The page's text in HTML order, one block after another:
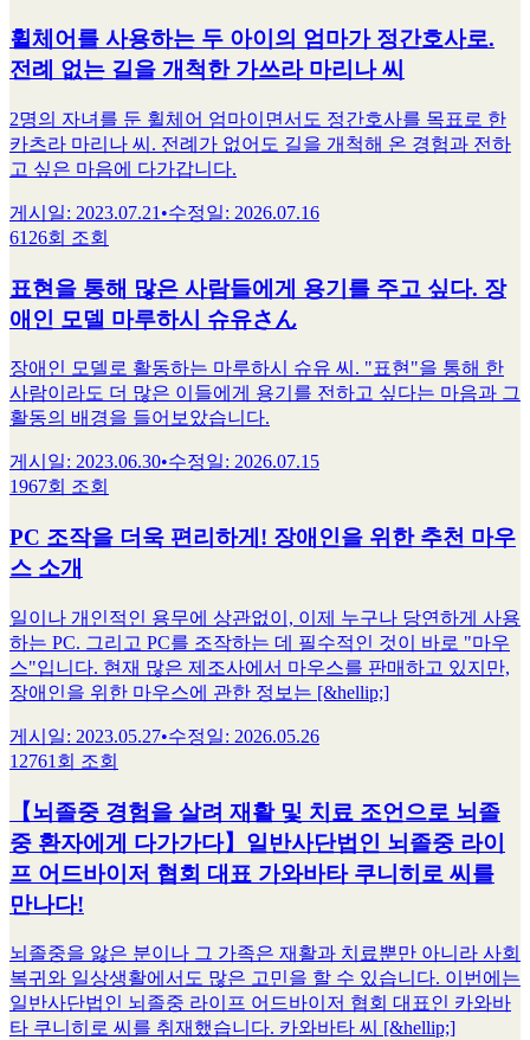
휠체어를 사용하는 두 아이의 엄마가 정간호사로.
전례 없는 길을 개척한 가쓰라 마리나 씨
2명의 자녀를 둔 휠체어 엄마이면서도 정간호사를 목표로 한
카츠라 마리나 씨. 전례가 없어도 길을 개척해 온 경험과 전하
고 싶은 마음에 다가갑니다.
게시일: 2023.07.21 •수정일: 2026.07.16
6126회 조회
표현을 통해 많은 사람들에게 용기를 주고 싶다. 장
애인 모델 마루하시 슈유さん
장애인 모델로 활동하는 마루하시 슈유 씨. "표현"을 통해 한
사람이라도 더 많은 이들에게 용기를 전하고 싶다는 마음과 그
활동의 배경을 들어보았습니다.
게시일: 2023.06.30•수정일: 2026.07.15
1967회 조회
PC 조작을 더욱 편리하게! 장애인을 위한 추천 마우
스 소개
일이나 개인적인 용무에 상관없이, 이제 누구나 당연하게 사용
하는 PC. 그리고 PC를 조작하는 데 필수적인 것이 바로 "마우
스"입니다. 현재 많은 제조사에서 마우스를 판매하고 있지만,
장애인을 위한 마우스에 관한 정보는 [&hellip;]
게시일: 2023.05.27•수정일: 2026.05.26
12761회 조회
【뇌졸중 경험을 살려 재활 및 치료 조언으로 뇌졸
중 환자에게 다가가다】일반사단법인 뇌졸중 라이
프 어드바이저 협회 대표 가와바타 쿠니히로 씨를
만나다!
뇌졸중을 앓은 분이나 그 가족은 재활과 치료뿐만 아니라 사회
복귀와 일상생활에서도 많은 고민을 할 수 있습니다. 이번에는
일반사단법인 뇌졸중 라이프 어드바이저 협회 대표인 카와바
타 쿠니히로 씨를 취재했습니다. 카와바타 씨 [&hellip;]